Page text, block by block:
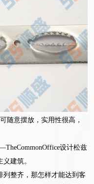
随意摆放，实用性很高，
设计松兹
建筑。
列整齐，那怎样才能达到客